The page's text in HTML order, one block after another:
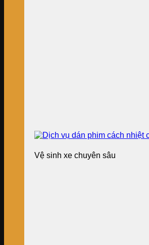
Vệ sinh xe chuyên sâu